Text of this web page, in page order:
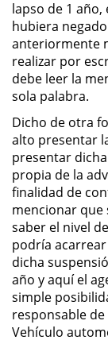
lapso de 1
hubiera
anteriormente
realizar por
debe leer la
sola palabra.
Dicho de otra
alto presentar
presentar
propia de la
finalidad de
mencionar que
saber el nivel
podría
dicha
año y aquí el
simple
responsable
Vehículo